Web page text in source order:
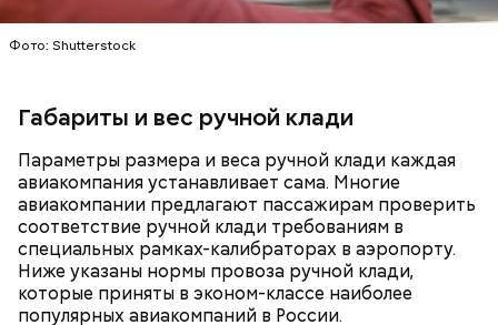
Фото: Shutterstock
Габариты и вес ручной клади
Параметры размера и веса ручной клади каждая
авиакомпания устанавливает сама. Многие
авиакомпании предлагают пассажирам проверить
соответствие ручной клади требованиям в
специальных рамках-калибраторах в аэропорту.
Ниже указаны нормы провоза ручной клади,
которые приняты в эконом-классе наиболее
популярных авиакомпаний в России.
лук;
свежий базилик;
сливки жирностью 20 процентов.
сорвали недозревшей. Она может быть мягкой, но